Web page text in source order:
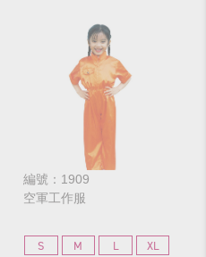
編號：1909
空軍工作服
S M L
XL